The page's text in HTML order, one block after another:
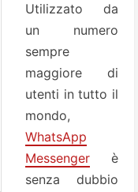
Utilizzato da
un numero
sempre
maggiore di
utenti in tutto il
mondo,
WhatsApp
Messenger è
senza dubbio